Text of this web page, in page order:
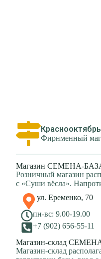
Фирнменный
Магазин СЕМЕНА-
Розничный магазин
с «Суши вёсла».
ул. Еременко, 70
пн-вс: 9.00-19.00
+7 (902) 656-55-11
Магазин-склад
Магазин-склад